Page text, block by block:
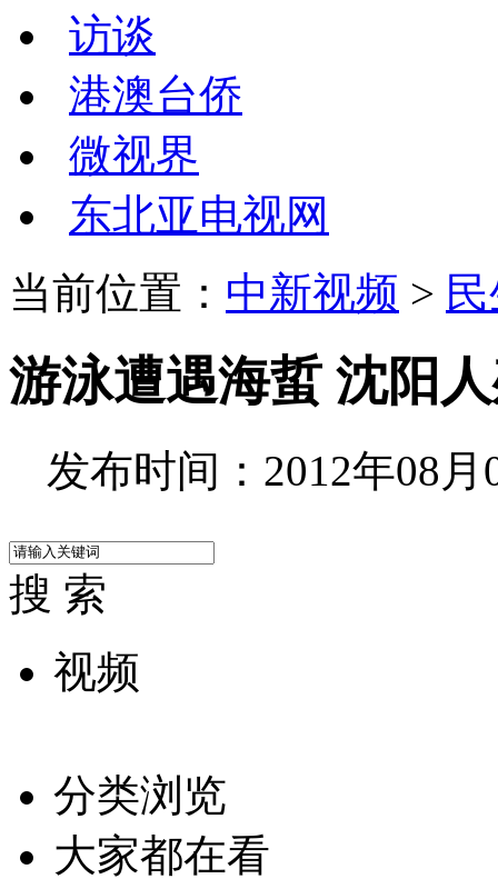
访谈
港澳台侨
微视界
东北亚电视网
当前位置： 中新视频 >
游泳遭遇海蜇 沈阳
发布时间：2012年08月
搜 索
视频
分类浏览
大家都在看